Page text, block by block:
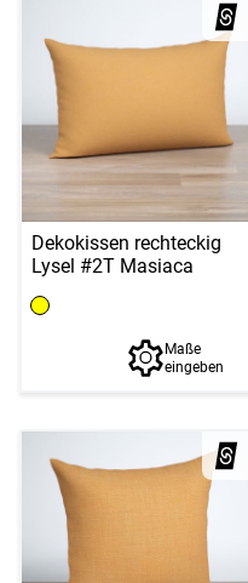
Dekokissen rechteckig
Lysel #2T Masiaca
Maße
eingeben